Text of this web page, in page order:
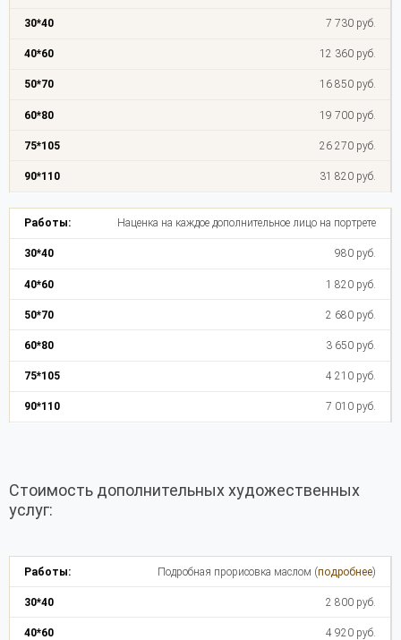
7 730 руб.
12 360 руб.
16 850 руб.
19 700 руб.
26 270 руб.
31 820 руб.
Наценка на каждое дополнительное лицо на портрете
980 руб.
1 820 руб.
2 680 руб.
3 650 руб.
4 210 руб.
7 010 руб.
Стоимость дополнительных художественных
услуг:
Подробная прорисовка маслом (подробнее)
2 800 руб.
4 920 руб.